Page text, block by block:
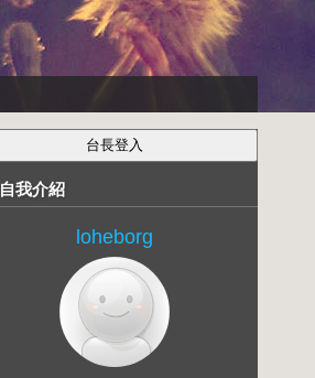
自我介紹
loheborg